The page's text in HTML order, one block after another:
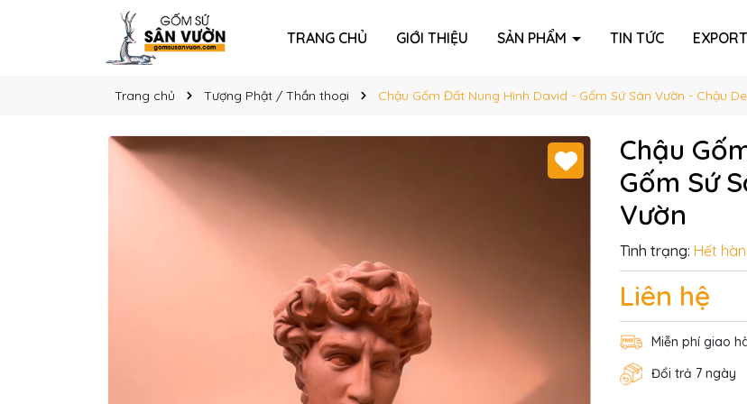
TRANG CHỦ GIỚI THIỆU SẢN PHẨM TIN TỨC EXPORT
Trang chủ Tượng Phật / Thần thoại Chậu Gốm Đất Nung Hình David - Gốm Sứ Sân Vườn - Chậu
Chậu
Gốm Sứ
Vườn
Tình trạng: Hết
Liên hệ
Miễn phí giao
Đổi trả 7 ngày